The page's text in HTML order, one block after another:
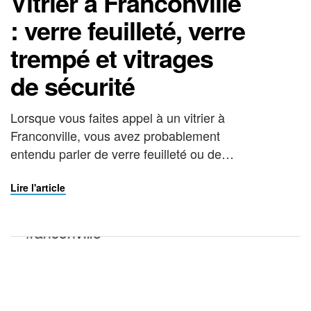
: verre feuilleté, verre
trempé et vitrages
de sécurité
Lorsque vous faites appel à un vitrier à
Franconville, vous avez probablement
entendu parler de verre feuilleté ou de
cela correspond concrètement. Ces deux
est indispensable pour garantir la sécurité
Lire l'article